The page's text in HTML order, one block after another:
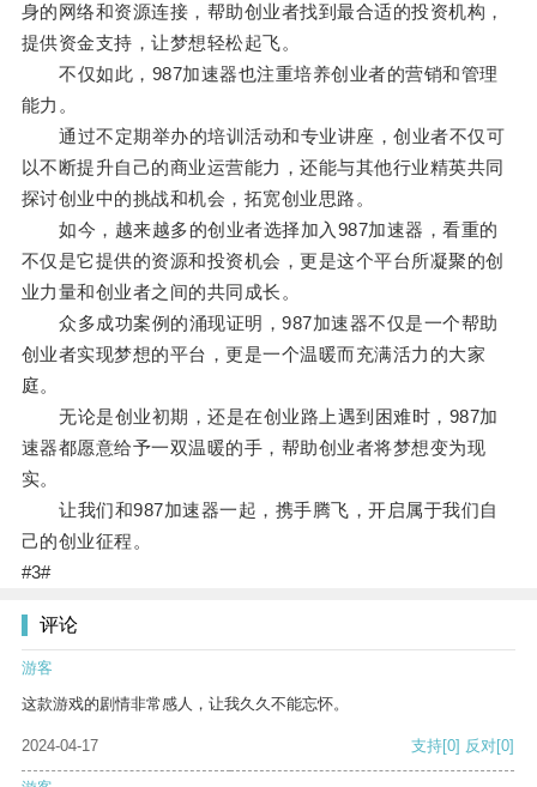
身的网络和资源连接，帮助创业者找到最合适的投资机构，
提供资金支持，让梦想轻松起飞。
不仅如此，987加速器也注重培养创业者的营销和管理
能力。
通过不定期举办的培训活动和专业讲座，创业者不仅可
以不断提升自己的商业运营能力，还能与其他行业精英共同
探讨创业中的挑战和机会，拓宽创业思路。
如今，越来越多的创业者选择加入987加速器，看重的
不仅是它提供的资源和投资机会，更是这个平台所凝聚的创
业力量和创业者之间的共同成长。
众多成功案例的涌现证明，987加速器不仅是一个帮助
创业者实现梦想的平台，更是一个温暖而充满活力的大家
庭。
无论是创业初期，还是在创业路上遇到困难时，987加
速器都愿意给予一双温暖的手，帮助创业者将梦想变为现
实。
让我们和987加速器一起，携手腾飞，开启属于我们自
己的创业征程。
#3#
评论
游客
这款游戏的剧情非常感人，让我久久不能忘怀。
2024-04-17 支持[0] 反对[0]